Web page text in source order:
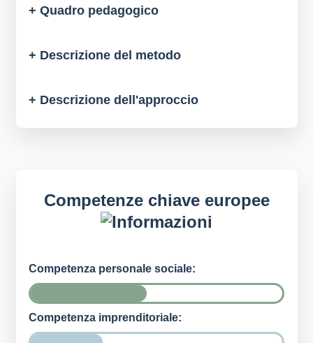
+ Quadro pedagogico
+ Descrizione del metodo
+ Descrizione dell'approccio
Competenze chiave europee
Competenza personale sociale:
Competenza imprenditoriale: